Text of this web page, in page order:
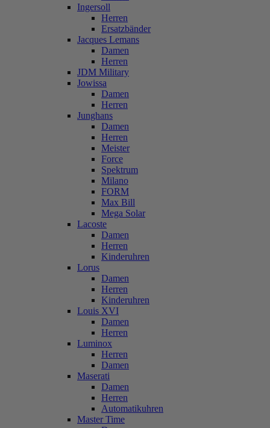
Ingersoll
Herren
Ersatzbänder
Jacques Lemans
Damen
Herren
JDM Military
Jowissa
Damen
Herren
Junghans
Damen
Herren
Meister
Force
Spektrum
Milano
FORM
Max Bill
Mega Solar
Lacoste
Damen
Herren
Kinderuhren
Lorus
Damen
Herren
Kinderuhren
Louis XVI
Damen
Herren
Luminox
Herren
Damen
Maserati
Damen
Herren
Automatikuhren
Master Time